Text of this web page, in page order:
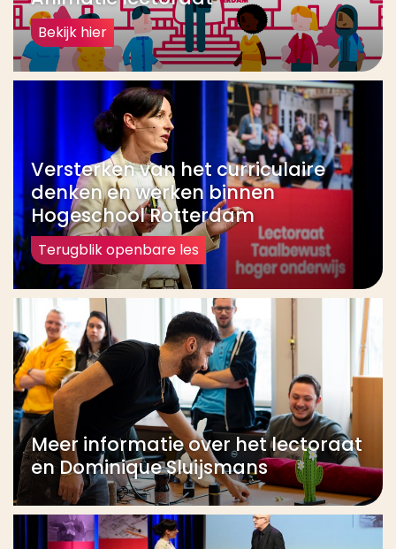
Bekijk hier
Versterken van het curriculaire
denken en werken binnen
Hogeschool Rotterdam
Terugblik openbare les
Meer informatie over het lectoraat
en Dominique Sluijsmans